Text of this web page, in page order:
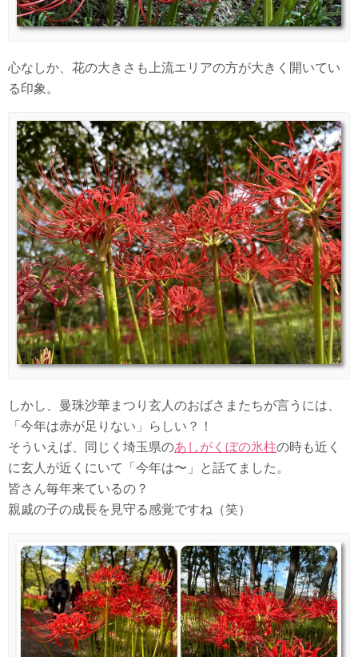
心なしか、花の大きさも上流エリアの方が大きく開いてい
る印象。
しかし、曼珠沙華まつり玄人のおばさまたちが言うには、
「今年は赤が足りない」らしい？！
そういえば、同じく埼玉県のあしがくぼの氷柱の時も近く
に玄人が近くにいて「今年は〜」と話てました。
皆さん毎年来ているの？
親戚の子の成長を見守る感覚ですね（笑）